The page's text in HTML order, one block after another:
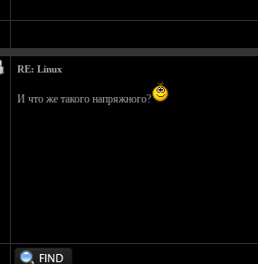
RE: Linux
И что же такого напряжного?